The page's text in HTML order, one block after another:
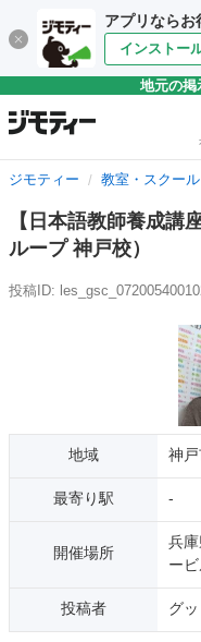
アプリならお
インストー
地元の掲
ジモティー 教室・スクール
【日本語教師養成
ループ 神戸校）
投稿ID:
地域 神
最寄り駅 -
開催場所
兵
ービ
投稿者 グ